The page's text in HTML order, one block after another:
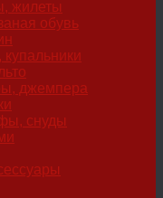
жилеты
обувь
джемпера
снуды